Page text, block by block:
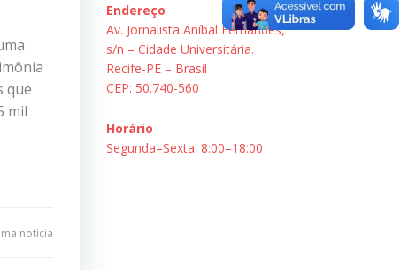
que
mil
notícia
Endereço
Av. Jornalista Aníbal Fernandes,
s/n – Cidade Universitária.
Recife-PE – Brasil
CEP: 50.740-560
Horário
Segunda–Sexta: 8:00–18:00